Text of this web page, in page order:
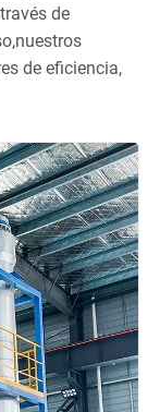
de
de eficiencia,